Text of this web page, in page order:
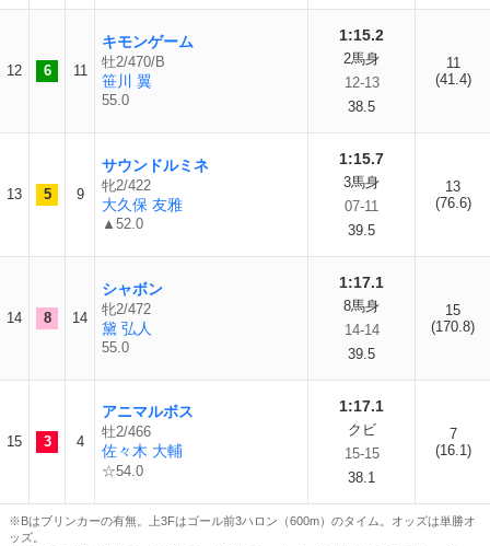
12 6 11
キモンゲーム
牡2/470/B
笹川 翼
55.0
1:15.2
2馬身
12-13
38.5
11
(41.4)
13 5 9
サウンドルミネ
牝2/422
大久保 友雅
▲52.0
1:15.7
3馬身
07-11
39.5
13
(76.6)
14 8 14
シャボン
牝2/472
黛 弘人
55.0
1:17.1
8馬身
14-14
39.5
15
(170.8)
15 3 4
アニマルボス
牡2/466
佐々木 大輔
☆54.0
1:17.1
クビ
15-15
38.1
7
(16.1)
※Bはブリンカーの有無。上3Fはゴール前3ハロン（600m）のタイム。オッズは単勝オ
ッズ。